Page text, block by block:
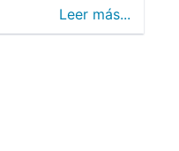
Leer más...